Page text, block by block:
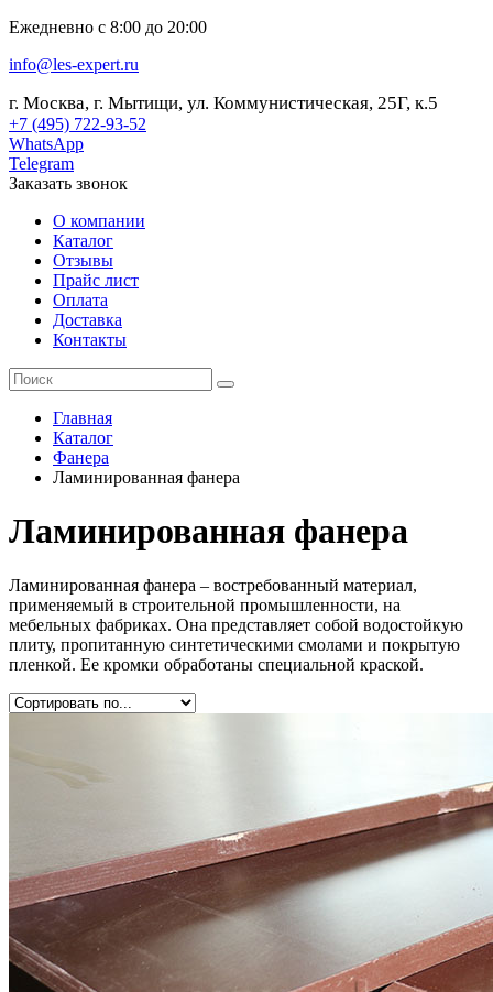
Ежедневно с 8:00 до 20:00
info@les-expert.ru
г. Москва, г. Мытищи, ул. Коммунистическая, 25Г, к.5
+7 (495) 722-93-52
WhatsApp
Telegram
Заказать звонок
О компании
Каталог
Отзывы
Прайс лист
Оплата
Доставка
Контакты
Главная
Каталог
Фанера
Ламинированная фанера
Ламинированная фанера
Ламинированная фанера – востребованный материал,
применяемый в строительной промышленности, на
мебельных фабриках. Она представляет собой водостойкую
плиту, пропитанную синтетическими смолами и покрытую
пленкой. Ее кромки обработаны специальной краской.